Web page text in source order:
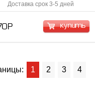
Доставка срок 3-5 дней
Р купить
1 2 3 4